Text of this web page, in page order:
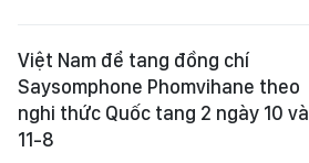
Việt Nam để tang đồng chí
Saysomphone Phomvihane theo
nghi thức Quốc tang 2 ngày 10 và
11-8